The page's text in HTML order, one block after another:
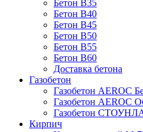
Бетон B35
Бетон B40
Бетон B45
Бетон B50
Бетон B55
Бетон B60
Доставка бетона
Газобетон
Газобетон АEROC
Газобетон АEROC
Газобетон
Кирпич